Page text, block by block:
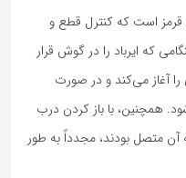
است که کنترل قطع و
که ایرباد را در گوش قرار
آغاز می‌کند و در صورت
همچنین، با باز کردن درب
متصل بودند، مجدداً به طور